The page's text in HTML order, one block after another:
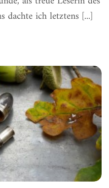
dachte ich letztens [...]